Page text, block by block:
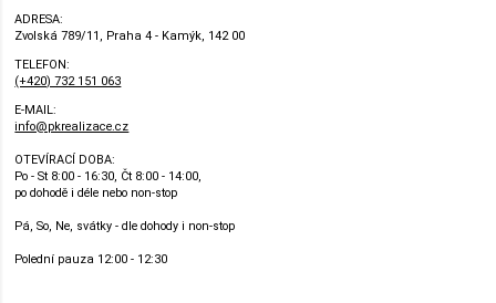
ADRESA:
Zvolská 789/11, Praha 4 - Kamýk, 142 00
TELEFON:
(+420) 732 151 063
E-MAIL:
info@pkrealizace.cz
OTEVÍRACÍ DOBA:
Po - St 8:00 - 16:30, Čt 8:00 - 14:00,
po dohodě i déle nebo non-stop
Pá, So, Ne, svátky - dle dohody i non-stop
Polední pauza 12:00 - 12:30